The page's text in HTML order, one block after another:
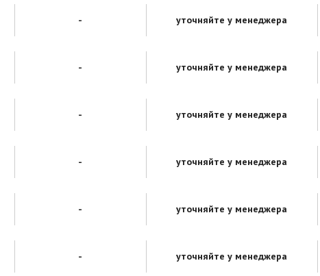
- уточняйте у менеджера
- уточняйте у менеджера
- уточняйте у менеджера
- уточняйте у менеджера
- уточняйте у менеджера
- уточняйте у менеджера